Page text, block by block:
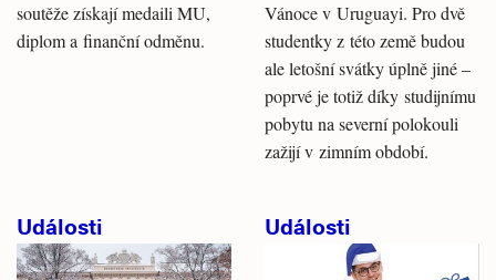
soutěže získají medaili MU,
diplom a finanční odměnu.
Vánoce v Uruguayi. Pro dvě
studentky z této země budou
ale letošní svátky úplně jiné –
poprvé je totiž díky studijnímu
pobytu na severní polokouli
zažijí v zimním období.
Události Události